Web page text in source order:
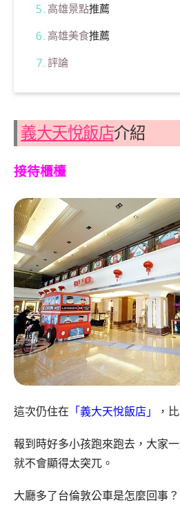
高雄景點推薦
高雄美食推薦
評論
義大天悅飯店介紹
接待櫃檯
這次仍住在 「義大天悅飯店」 ，
報到時好多小孩跑來跑去，大家
就不會顯得太突兀。
大廳多了台倫敦公車是怎麼回事？